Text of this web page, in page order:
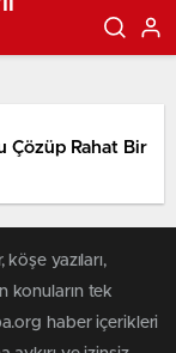
Çözüp Rahat Bir
yazıları,
konuların tek
haber içerikleri